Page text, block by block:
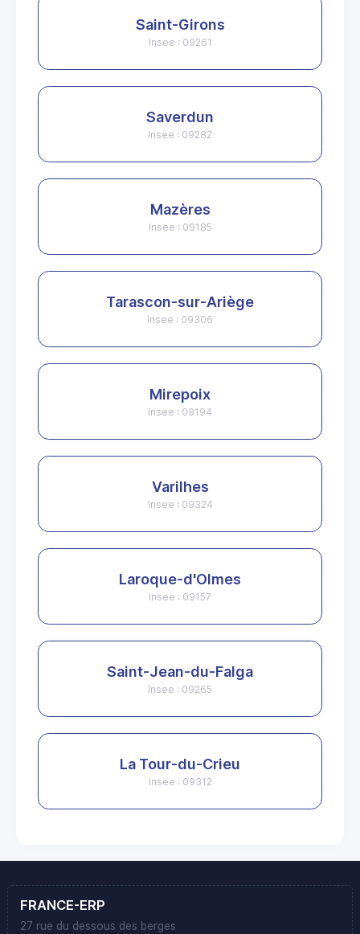
Saint-Girons
Insee : 09261
Saverdun
Insee : 09282
Mazères
Insee : 09185
Tarascon-sur-Ariège
Insee : 09306
Mirepoix
Insee : 09194
Varilhes
Insee : 09324
Laroque-d'Olmes
Insee : 09157
Saint-Jean-du-Falga
Insee : 09265
La Tour-du-Crieu
Insee : 09312
FRANCE-ERP
27 rue du dessous des berges